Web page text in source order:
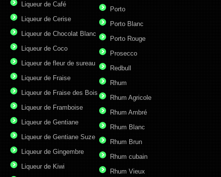
Liqueur de Café
Liqueur de Cerise
Liqueur de Chocolat Blanc
Liqueur de Coco
Liqueur de fleur de sureau
Liqueur de Fraise
Liqueur de Fraise des Bois
Liqueur de Framboise
Liqueur de Gentiane
Liqueur de Gentiane Suze
Liqueur de Gingembre
Liqueur de Kiwi
Porto
Porto Blanc
Porto Rouge
Prosecco
Redbull
Rhum
Rhum Agricole
Rhum Ambré
Rhum Blanc
Rhum Brun
Rhum cubain
Rhum Vieux